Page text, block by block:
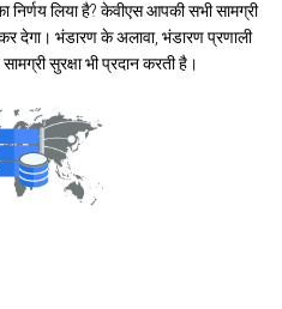
निर्णय लिया है? केवीएस आपकी सभी सामग्री
देगा। भंडारण के अलावा, भंडारण प्रणाली
सुरक्षा भी प्रदान करती है।